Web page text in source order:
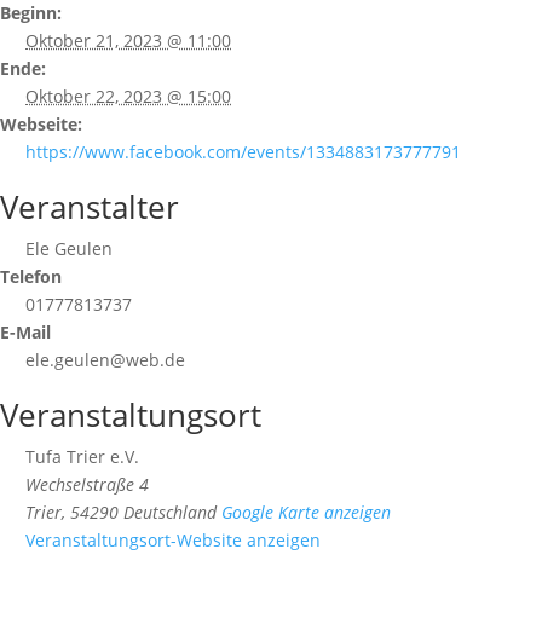
Beginn:
Oktober 21, 2023 @ 11:00
Ende:
Oktober 22, 2023 @ 15:00
Webseite:
https://www.facebook.com/events/1334883173777791
Veranstalter
Ele Geulen
Telefon
01777813737
E-Mail
ele.geulen@web.de
Veranstaltungsort
Tufa Trier e.V.
Wechselstraße 4
Trier, 54290 Deutschland Google Karte anzeigen
Veranstaltungsort-Website anzeigen